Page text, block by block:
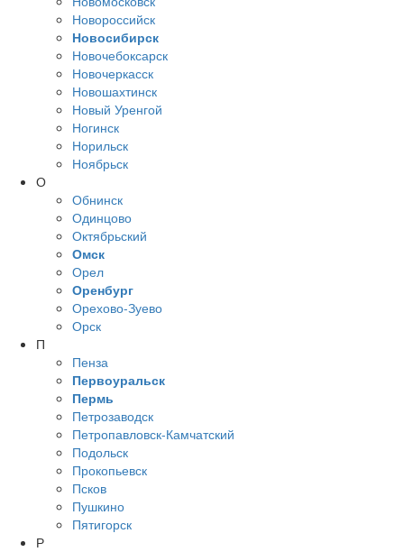
Новороссийск
Новосибирск
Новочебоксарск
Новочеркасск
Новошахтинск
Новый Уренгой
Ногинск
Норильск
Ноябрьск
О
Обнинск
Одинцово
Октябрьский
Омск
Орел
Оренбург
Орехово-Зуево
Орск
П
Пенза
Первоуральск
Пермь
Петрозаводск
Петропавловск-Камчатский
Подольск
Прокопьевск
Псков
Пушкино
Пятигорск
Р